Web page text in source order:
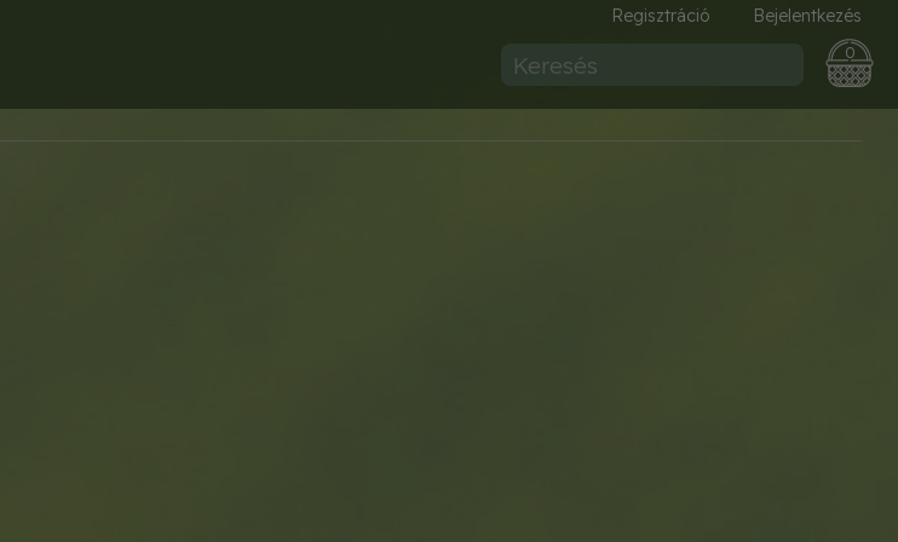
Regisztráció Bejelentkezés
0